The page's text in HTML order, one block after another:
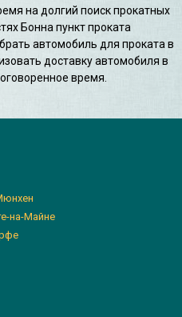
на долгий поиск прокатных
Бонна пункт проката
автомобиль для проката в
доставку автомобиля в
время.
на-Майне